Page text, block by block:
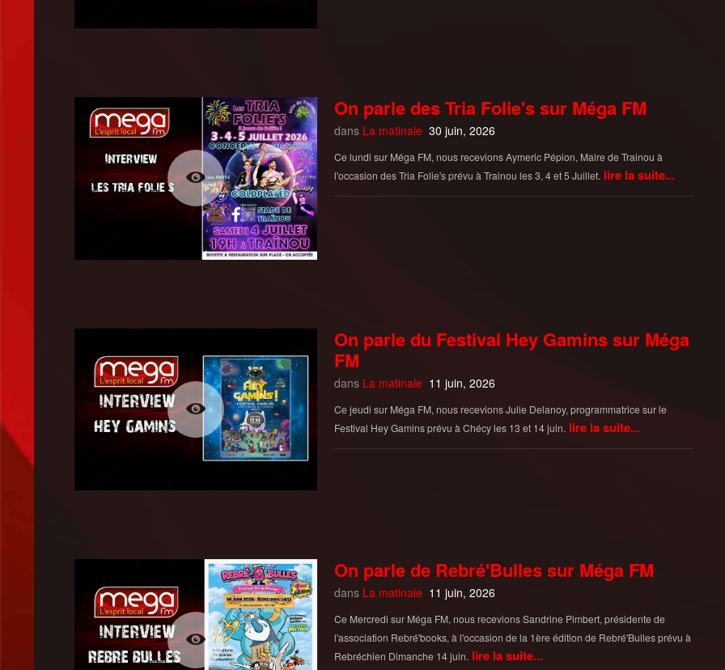
On parle des Tria Folie's sur Méga FM
dans La matinale 30 juin, 2026
Ce lundi sur Méga FM, nous recevions Aymeric Pépion, Maire de Trainou à
l'occasion des Tria Folie's prévu à Trainou les 3, 4 et 5 Juillet. lire la suite...
On parle du Festival Hey Gamins sur Méga
FM
dans La matinale 11 juin, 2026
Ce jeudi sur Méga FM, nous recevions Julie Delanoy, programmatrice sur le
Festival Hey Gamins prévu à Chécy les 13 et 14 juin. lire la suite...
On parle de Rebré'Bulles sur Méga FM
dans La matinale 11 juin, 2026
Ce Mercredi sur Méga FM, nous recevions Sandrine Pimbert, présidente de
l'association Rebré'books, à l'occasion de la 1ère édition de Rebré'Bulles prévu à
Rebréchien Dimanche 14 juin. lire la suite...